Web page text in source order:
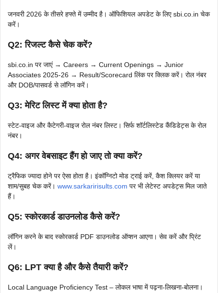
जनवरी 2026 के तीसरे हफ्ते में उम्मीद है। ऑफिशियल अपडेट के लिए sbi.co.in चेक
करें।
Q2: रिजल्ट कैसे चेक करें?
sbi.co.in पर जाएं → Careers → Current Openings → Junior
Associates 2025-26 → Result/Scorecard लिंक पर क्लिक करें। रोल नंबर
और DOB/पासवर्ड से लॉगिन करें।
Q3: मेरिट लिस्ट में क्या होता है?
स्टेट-वाइज और कैटेगरी-वाइज रोल नंबर लिस्ट। सिर्फ शॉर्टलिस्टेड कैंडिडेट्स के रोल
नंबर।
Q4: अगर वेबसाइट हैंग हो जाए तो क्या करें?
ट्रैफिक ज्यादा होने पर ऐसा होता है। इंकॉग्निटो मोड ट्राई करें, कैश क्लियर करें या
शाम/सुबह चेक करें। www.sarkaririsults.com पर भी लेटेस्ट अपडेट्स मिल जाते
हैं।
Q5: स्कोरकार्ड डाउनलोड कैसे करें?
लॉगिन करने के बाद स्कोरकार्ड PDF डाउनलोड ऑप्शन आएगा। सेव करें और प्रिंट
लें।
Q6: LPT क्या है और कैसे तैयारी करें?
Local Language Proficiency Test – लोकल भाषा में पढ़ना-लिखना-बोलना।